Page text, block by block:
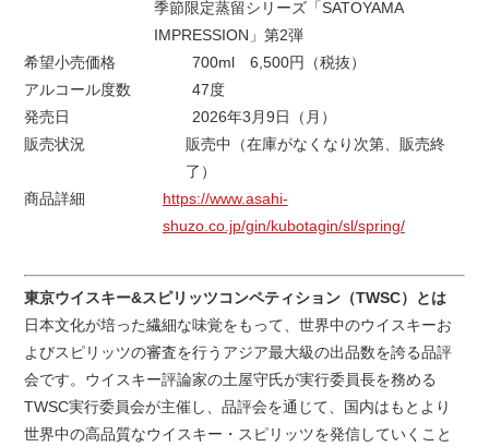
季節限定蒸留シリーズ「SATOYAMA
IMPRESSION」第2弾
希望小売価格
700ml 6,500円（税抜）
アルコール度数
47度
発売日
2026年3月9日（月）
販売状況
販売中（在庫がなくなり次第、販売終
了）
商品詳細
https://www.asahi-
shuzo.co.jp/gin/kubotagin/sl/spring/
東京ウイスキー&スピリッツコンペティション（TWSC）とは
日本文化が培った繊細な味覚をもって、世界中のウイスキーお
よびスピリッツの審査を行うアジア最大級の出品数を誇る品評
会です。ウイスキー評論家の土屋守氏が実行委員長を務める
TWSC実行委員会が主催し、品評会を通じて、国内はもとより
世界中の高品質なウイスキー・スピリッツを発信していくこと